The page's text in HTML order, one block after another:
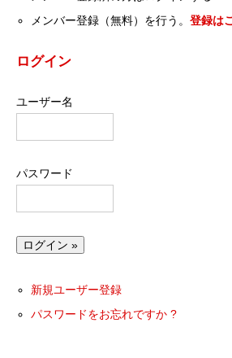
メンバー登録（無料）を行う。登録は
ログイン
ユーザー名
パスワード
新規ユーザー登録
パスワードをお忘れですか ?